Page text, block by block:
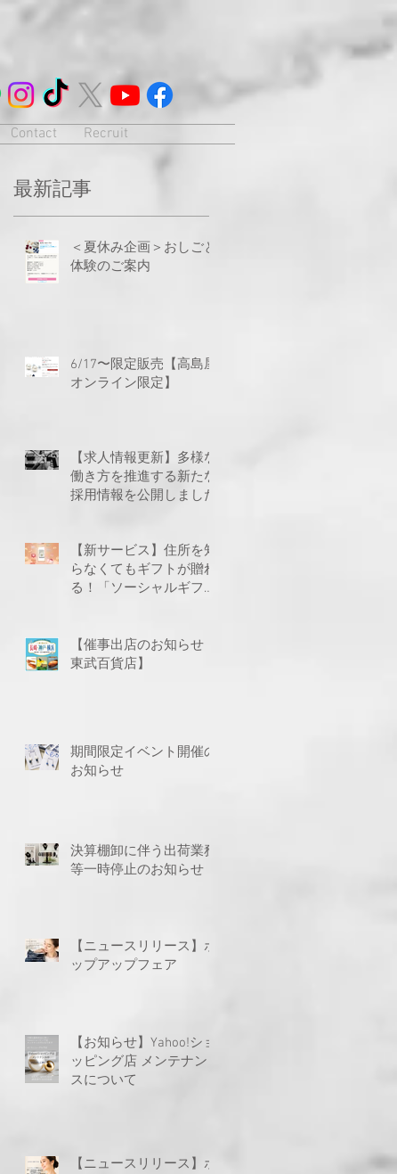
Contact Recruit
最新記事
＜夏休み企画＞おしごと
体験のご案内
6/17〜限定販売【高島屋
オンライン限定】
【求人情報更新】多様な
働き方を推進する新たな
採用情報を公開しました
【新サービス】住所を知
らなくてもギフトが贈れ
る！「ソーシャルギフ
【催事出店のお知らせ
東武百貨店】
期間限定イベント開催の
お知らせ
決算棚卸に伴う出荷業務
等一時停止のお知らせ
【ニュースリリース】ポ
ップアップフェア
【お知らせ】Yahoo!ショ
ッピング店 メンテナン
スについて
【ニュースリリース】ポ